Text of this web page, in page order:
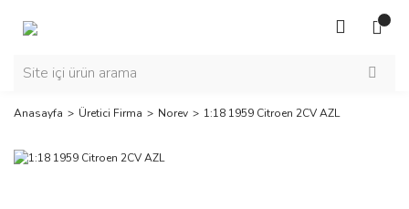
Anasayfa Üretici Firma Norev 1:18 1959 Citroen 2CV AZL